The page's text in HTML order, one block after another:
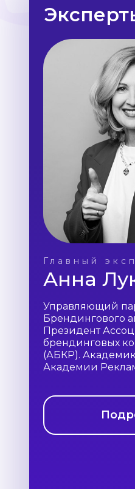
Главный
Анна
Управляющий
Брендингового
Президент
брендинговых
(АБКР).
Академии